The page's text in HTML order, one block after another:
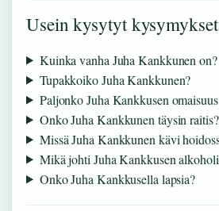
Usein kysytyt kysymykset
Kuinka vanha Juha Kankkunen on?
Tupakkoiko Juha Kankkunen?
Paljonko Juha Kankkusen
Onko Juha Kankkunen täysin raitis?
Missä Juha Kankkunen kävi
Mikä johti Juha Kankkusen
Onko Juha Kankkusella lapsia?